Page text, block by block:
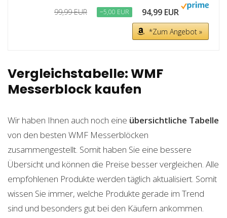
99,99 EUR −5,00 EUR 94,99 EUR
*Zum Angebot »
Vergleichstabelle: WMF
Messerblock kaufen
Wir haben Ihnen auch noch eine übersichtliche Tabelle
von den besten WMF Messerblöcken
zusammengestellt. Somit haben Sie eine bessere
Übersicht und können die Preise besser vergleichen. Alle
empfohlenen Produkte werden täglich aktualisiert. Somit
wissen Sie immer, welche Produkte gerade im Trend
sind und besonders gut bei den Käufern ankommen.